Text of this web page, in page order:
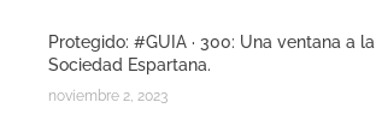
Protegido: #GUIA · 300: Una ventana a la
Sociedad Espartana.
noviembre 2, 2023